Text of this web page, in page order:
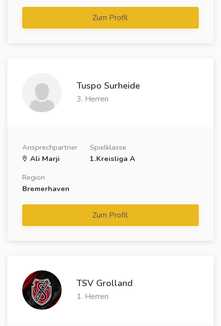
Zum Profil
Tuspo Surheide
3. Herren
Ansprechpartner
Ali Marji
Spielklasse
1.Kreisliga A
Region
Bremerhaven
Zum Profil
TSV Grolland
1. Herren